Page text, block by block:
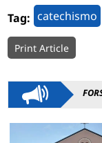
Tag: catechismo
Print Article